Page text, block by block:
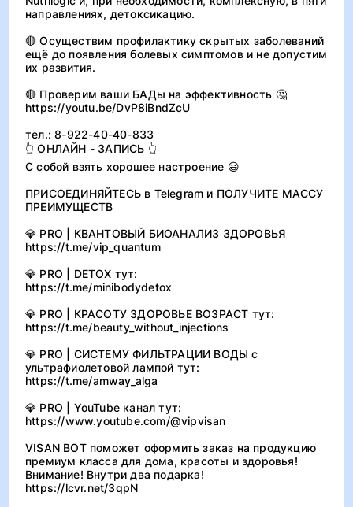
направлениях, детоксикацию.
🔴 Осуществим профилактику скрытых заболеваний
ещё до появления болевых симптомов и не допустим
их развития.
🔴 Проверим ваши БАДы на эффективность 🤔
https://youtu.be/DvP8iBndZcU
тел.: 8-922-40-40-833
👆 ОНЛАЙН - ЗАПИСЬ 👆
С собой взять хорошее настроение 😃
ПРИСОЕДИНЯЙТЕСЬ в Telegram и ПОЛУЧИТЕ МАССУ
ПРЕИМУЩЕСТВ
💎 PRO | КВАНТОВЫЙ БИОАНАЛИЗ ЗДОРОВЬЯ
https://t.me/vip_quantum
💎 PRO | DETOX тут:
https://t.me/minibodydetox
💎 PRO | КРАСОТУ ЗДОРОВЬЕ ВОЗРАСТ тут:
https://t.me/beauty_without_injections
💎 PRO | СИСТЕМУ ФИЛЬТРАЦИИ ВОДЫ с
ультрафиолетовой лампой тут:
https://t.me/amway_alga
💎 PRO | YouTube канал тут:
https://www.youtube.com/@vipvisan
VISAN BOT поможет оформить заказ на продукцию
премиум класса для дома, красоты и здоровья!
Внимание! Внутри два подарка!
https://lcvr.net/3qpN